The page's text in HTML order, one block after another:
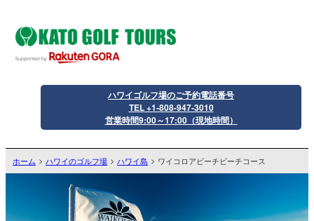
ハワイゴルフ場のご予約電話番号
TEL +1-808-947-3010
営業時間9:00～17:00（現地時間）
ホーム ハワイのゴルフ場 ハワイ島 ワイコロアビーチビーチコース